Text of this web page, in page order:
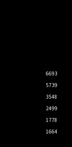
6693
5739
3548
2499
1778
1664